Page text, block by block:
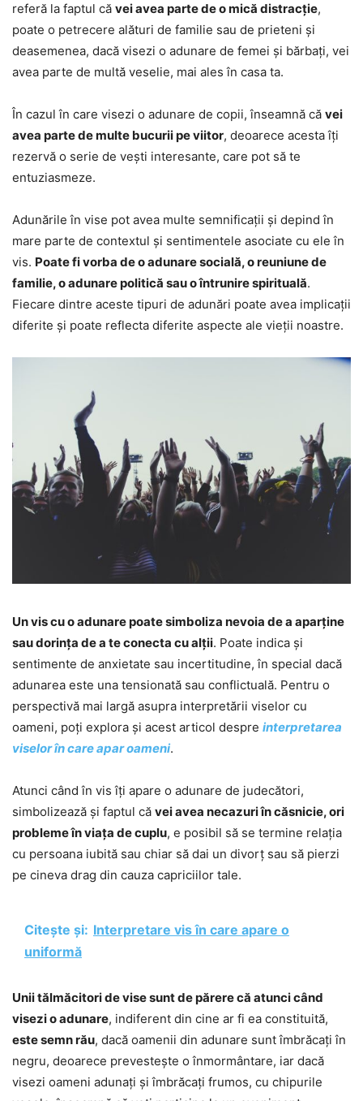
referă la faptul că vei avea parte de o mică distracție,
poate o petrecere alături de familie sau de prieteni și
deasemenea, dacă visezi o adunare de femei și bărbați, vei
avea parte de multă veselie, mai ales în casa ta.
În cazul în care visezi o adunare de copii, înseamnă că vei
avea parte de multe bucurii pe viitor, deoarece acesta îți
rezervă o serie de vești interesante, care pot să te
entuziasmeze.
Adunările în vise pot avea multe semnificații și depind în
mare parte de contextul și sentimentele asociate cu ele în
vis. Poate fi vorba de o adunare socială, o reuniune de
familie, o adunare politică sau o întrunire spirituală.
Fiecare dintre aceste tipuri de adunări poate avea implicații
diferite și poate reflecta diferite aspecte ale vieții noastre.
Un vis cu o adunare poate simboliza nevoia de a aparține
sau dorința de a te conecta cu alții. Poate indica și
sentimente de anxietate sau incertitudine, în special dacă
adunarea este una tensionată sau conflictuală. Pentru o
perspectivă mai largă asupra interpretării viselor cu
oameni, poți explora și acest articol despre interpretarea
viselor în care apar oameni.
Atunci când în vis îți apare o adunare de judecători,
simbolizează și faptul că vei avea necazuri în căsnicie, ori
probleme în viața de cuplu, e posibil să se termine relația
cu persoana iubită sau chiar să dai un divorț sau să pierzi
pe cineva drag din cauza capriciilor tale.
Citește și: Interpretare vis în care apare o
uniformă
Unii tălmăcitori de vise sunt de părere că atunci când
visezi o adunare, indiferent din cine ar fi ea constituită,
este semn rău, dacă oamenii din adunare sunt îmbrăcați în
negru, deoarece prevestește o înmormântare, iar dacă
visezi oameni adunați și îmbrăcați frumos, cu chipurile